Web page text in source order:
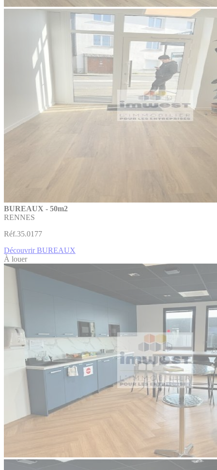
BUREAUX - 50m2
RENNES
Réf.35.0177
Découvrir BUREAUX
À louer